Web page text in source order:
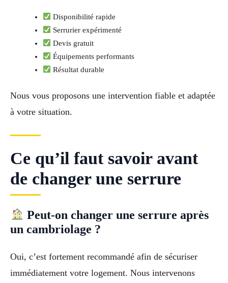
Disponibilité rapide
Serrurier expérimenté
Devis gratuit
Équipements performants
Résultat durable
Nous vous proposons une intervention fiable et adaptée
à votre situation.
Ce qu’il faut savoir avant
de changer une serrure
Peut-on changer une serrure après
un cambriolage ?
Oui, c’est fortement recommandé afin de sécuriser
immédiatement votre logement. Nous intervenons